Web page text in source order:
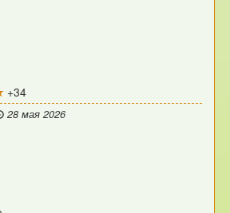
+34
28 мая 2026